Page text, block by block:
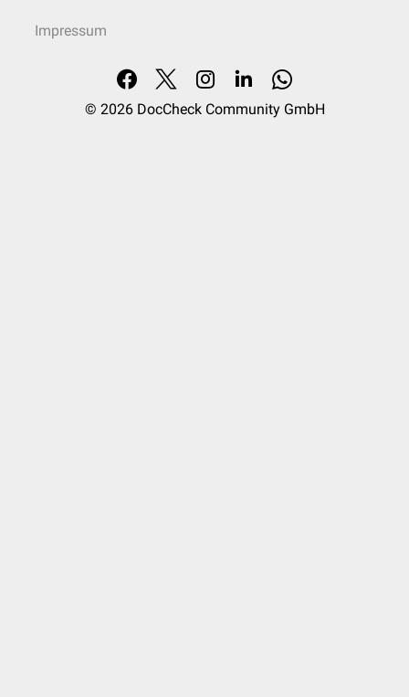
Impressum
© 2026 DocCheck Community GmbH